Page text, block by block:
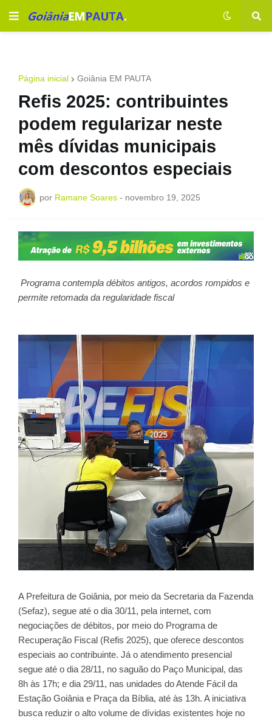
Página inicial Goiânia EM PAUTA
Refis 2025: contribuintes
podem regularizar neste
mês dívidas municipais
com descontos especiais
por Ramane Soares - novembro 19, 2025
Programa contempla débitos antigos, acordos rompidos e
permite retomada da regularidade fiscal
A Prefeitura de Goiânia, por meio da Secretaria da Fazenda
(Sefaz), segue até o dia 30/11, pela internet, com
negociações de débitos, por meio do Programa de
Recuperação Fiscal (Refis 2025), que oferece descontos
especiais ao contribuinte. Já o atendimento presencial
segue até o dia 28/11, no saguão do Paço Municipal, das
8h às 17h; e dia 29/11, nas unidades do Atende Fácil da
Estação Goiânia e Praça da Bíblia, até às 13h. A iniciativa
busca reduzir o alto volume de dívidas existentes hoje no